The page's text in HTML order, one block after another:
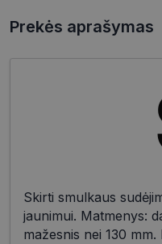
Prekės aprašymas
Skirti smulkaus
jaunimui. Matmenys:
mažesnis nei 130